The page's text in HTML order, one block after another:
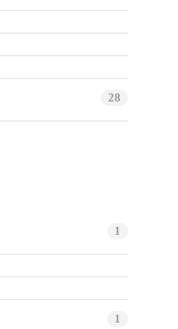
28
1
1